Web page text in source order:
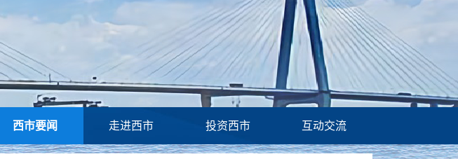
西市要闻 走进西市 投资西市 互动交流